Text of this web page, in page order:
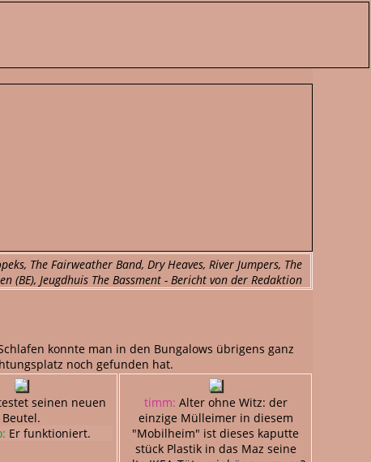
The Fairweather Band, Dry Heaves, River Jumpers, The
Jeugdhuis The Bassment - Bericht von der Redaktion
konnte man in den Bungalows übrigens ganz
noch gefunden hat.
seinen neuen
Beutel.
Er funktioniert.
timm: Alter ohne Witz: der
einzige Mülleimer in diesem
"Mobilheim" ist dieses kaputte
stück Plastik in das Maz seine